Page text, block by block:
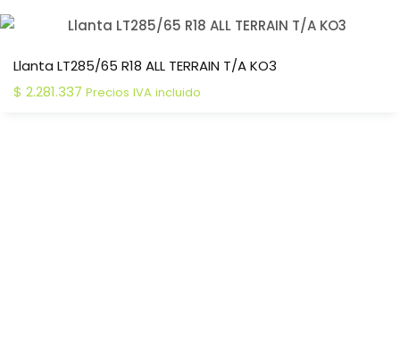
Llanta LT285/65 R18 ALL TERRAIN T/A KO3
$ 2.281.337 Precios IVA incluido